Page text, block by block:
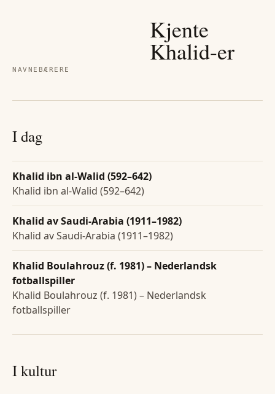
NAVNEBÆRERE
Kjente
Khalid-er
I dag
Khalid ibn al-Walid (592–642)
Khalid ibn al-Walid (592–642)
Khalid av Saudi-Arabia (1911–1982)
Khalid av Saudi-Arabia (1911–1982)
Khalid Boulahrouz (f. 1981) – Nederlandsk
fotballspiller
Khalid Boulahrouz (f. 1981) – Nederlandsk
fotballspiller
I kultur